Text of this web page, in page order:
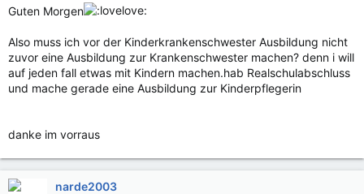
Guten Morgen
Also muss ich vor der Kinderkrankenschwester Ausbildung nicht
zuvor eine Ausbildung zur Krankenschwester machen? denn i will
auf jeden fall etwas mit Kindern machen.hab Realschulabschluss
und mache gerade eine Ausbildung zur Kinderpflegerin
danke im vorraus
narde2003